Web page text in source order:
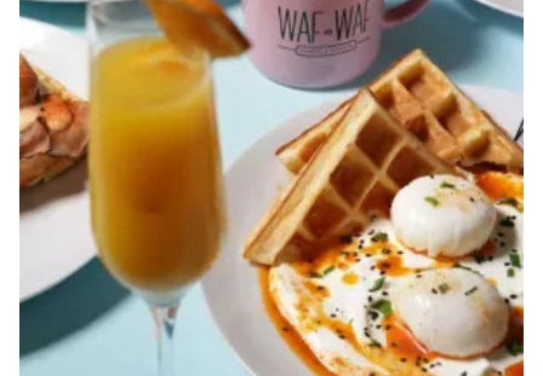
NOVÝ WAF-WAF BRUNCH JE
TADY! 🧇🍳
August 20, 2024